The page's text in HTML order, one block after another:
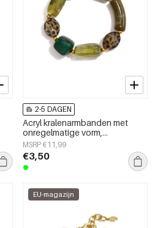
2-5 DAGEN
Acryl kralenarmbanden met
onregelmatige vorm,
eenvoudige, alledaagse serie,
damessieraden
MSRP €11,99
€3,50
EU-magazijn